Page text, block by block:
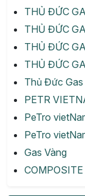
THỦ ĐỨC
THỦ ĐỨC
THỦ ĐỨC
THỦ ĐỨC
Thủ Đức
PETR
PeTro
PeTro
Gas Vàng